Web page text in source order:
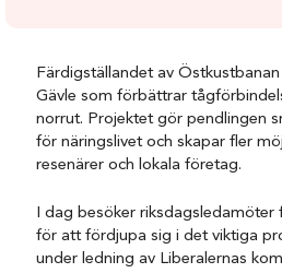
Färdigställandet av
Gävle som förbättrar
norrut. Projektet gör pendlingen
för näringslivet och skapar fler
resenärer och lokala företag.
I dag besöker riksdagsledamöter
för att fördjupa sig i det viktiga
under ledning av Liberalernas